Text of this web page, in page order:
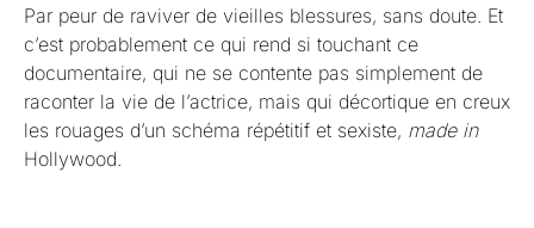
Par peur de raviver de vieilles blessures, sans doute. Et
c’est probablement ce qui rend si touchant ce
documentaire, qui ne se contente pas simplement de
raconter la vie de l’actrice, mais qui décortique en creux
les rouages d’un schéma répétitif et sexiste, made in
Hollywood.